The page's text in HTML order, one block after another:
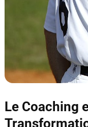
Le Coaching